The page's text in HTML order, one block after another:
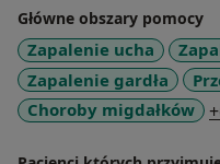
-otoskopia, badanie
krtani, nosa
-badanie akumetryczne
Główne obszary pomocy
Zapalenie ucha
Zapalenie gardła
Choroby migdałków